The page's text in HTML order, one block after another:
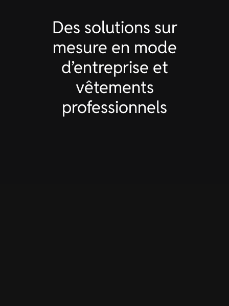
Des solutions sur
mesure en mode
d’entreprise et
vêtements
professionnels